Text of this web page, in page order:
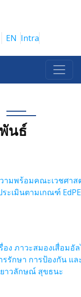
EN Intra
นธ์
ามพร้อมคณะเวชศาส
ะเมินตามเกณฑ์
อง ภาวะสมองเสื่อมอั
รรักษา การป้องกัน แล
าวลักษณ์ สุขธนะ